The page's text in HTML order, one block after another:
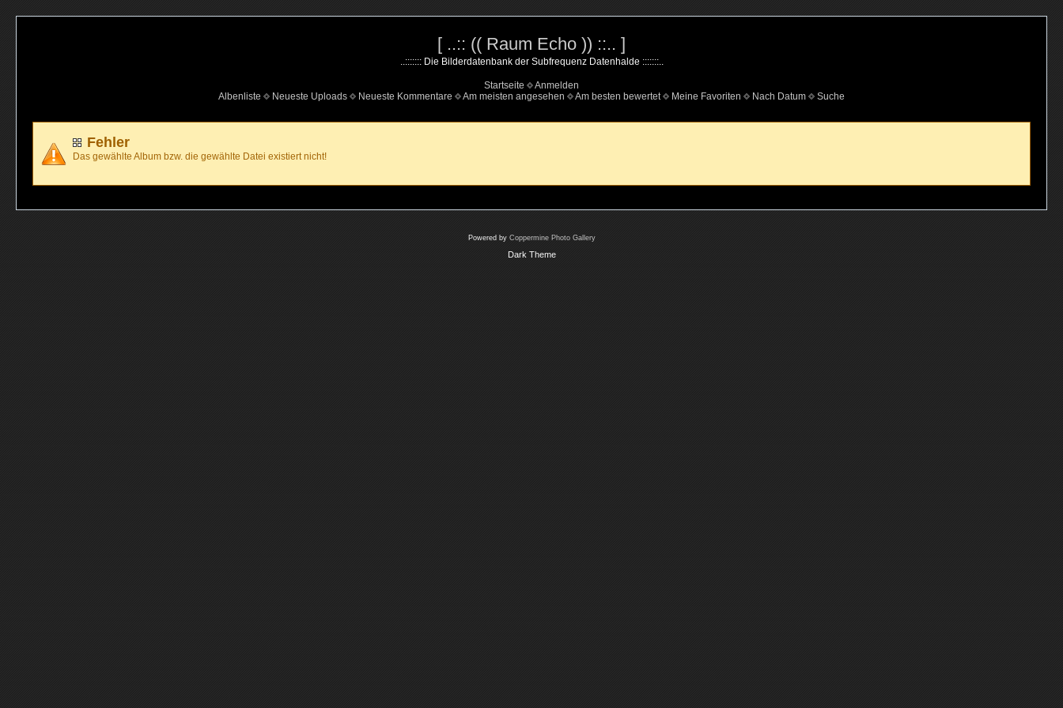
[ ..:: (( Raum Echo )) ::.. ]
..::::::: Die Bilderdatenbank der Subfrequenz Datenhalde :::::::..
Startseite
Anmelden
Albenliste
Neueste Uploads Neueste Kommentare Am meisten angesehen Am besten bewertet Meine Favoriten Nach Datum Suche
Fehler
Das gewählte Album bzw. die gewählte Datei existiert nicht!
Powered by Coppermine Photo Gallery
Dark Theme